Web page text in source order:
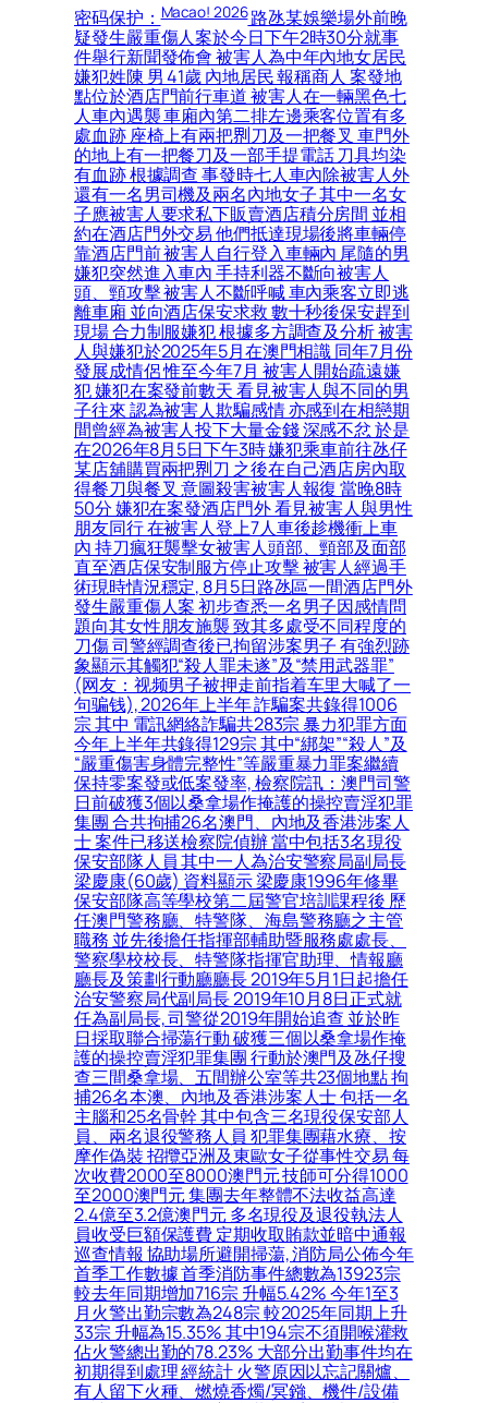
密码保护：Macao! 2026路氹某娛樂場外前晚
疑發生嚴重傷人案於今日下午2時30分就事
件舉行新聞發佈會 被害人為中年內地女居民
嫌犯姓陳 男 41歲 內地居民 報稱商人 案發地
點位於酒店門前行車道 被害人在一輛黑色七
人車內遇襲 車廂內第二排左邊乘客位置有多
處血跡 座椅上有兩把𠝹刀及一把餐叉 車門外
的地上有一把餐刀及一部手提電話 刀具均染
有血跡 根據調查 事發時七人車內除被害人外
還有一名男司機及兩名內地女子 其中一名女
子應被害人要求私下販賣酒店積分房間 並相
約在酒店門外交易 他們抵達現場後將車輛停
靠酒店門前 被害人自行登入車輛內 尾隨的男
嫌犯突然進入車內 手持利器不斷向被害人
頭、頸攻擊 被害人不斷呼喊 車內乘客立即逃
離車廂 並向酒店保安求救 數十秒後保安趕到
現場 合力制服嫌犯 根據多方調查及分析 被害
人與嫌犯於2025年5月在澳門相識 同年7月份
發展成情侶 惟至今年7月 被害人開始疏遠嫌
犯 嫌犯在案發前數天 看見被害人與不同的男
子往來 認為被害人欺騙感情 亦感到在相戀期
間曾經為被害人投下大量金錢 深感不忿 於是
在2026年8月5日下午3時 嫌犯乘車前往氹仔
某店舖購買兩把𠝹刀 之後在自己酒店房內取
得餐刀與餐叉 意圖殺害被害人報復 當晚8時
50分 嫌犯在案發酒店門外 看見被害人與男性
朋友同行 在被害人登上7人車後趁機衝上車
內 持刀瘋狂襲擊女被害人頭部、頸部及面部
直至酒店保安制服方停止攻擊 被害人經過手
術現時情況穩定, 8月5日路氹區一間酒店門外
發生嚴重傷人案 初步查悉一名男子因感情問
題向其女性朋友施襲 致其多處受不同程度的
刀傷 司警經調查後已拘留涉案男子 有強烈跡
象顯示其觸犯“殺人罪未遂”及“禁用武器罪”
(网友：视频男子被押走前指着车里大喊了一
句骗钱), 2026年上半年 詐騙案共錄得1006
宗 其中 電訊網絡詐騙共283宗 暴力犯罪方面
今年上半年共錄得129宗 其中“綁架”“殺人”及
“嚴重傷害身體完整性”等嚴重暴力罪案繼續
保持零案發或低案發率, 檢察院訊：澳門司警
日前破獲3個以桑拿場作掩護的操控賣淫犯罪
集團 合共拘捕26名澳門、內地及香港涉案人
士 案件已移送檢察院偵辦 當中包括3名現役
保安部隊人員 其中一人為治安警察局副局長
梁慶康(60歲) 資料顯示 梁慶康1996年修畢
保安部隊高等學校第二屆警官培訓課程後 歷
任澳門警務廳、特警隊、海島警務廳之主管
職務 並先後擔任指揮部輔助暨服務處處長、
警察學校校長、特警隊指揮官助理、情報廳
廳長及策劃行動廳廳長 2019年5月1日起擔任
治安警察局代副局長 2019年10月8日正式就
任為副局長, 司警從2019年開始追查 並於昨
日採取聯合掃蕩行動 破獲三個以桑拿場作掩
護的操控賣淫犯罪集團 行動於澳門及氹仔搜
查三間桑拿場、五間辦公室等共23個地點 拘
捕26名本澳、內地及香港涉案人士 包括一名
主腦和25名骨幹 其中包含三名現役保安部人
員、兩名退役警務人員 犯罪集團藉水療、按
摩作偽裝 招攬亞洲及東歐女子從事性交易 每
次收費2000至8000澳門元 技師可分得1000
至2000澳門元 集團去年整體不法收益高達
2.4億至3.2億澳門元 多名現役及退役執法人
員收受巨額保護費 定期收取賄款並暗中通報
巡查情報 協助場所避開掃蕩, 消防局公佈今年
首季工作數據 首季消防事件總數為13923宗
較去年同期增加716宗 升幅5.42% 今年1至3
月火警出勤宗數為248宗 較2025年同期上升
33宗 升幅為15.35% 其中194宗不須開喉灌救
佔火警總出勤的78.23% 大部分出勤事件均在
初期得到處理 經統計 火警原因以忘記關爐、
有人留下火種、燃燒香燭/冥鏹、機件/設備